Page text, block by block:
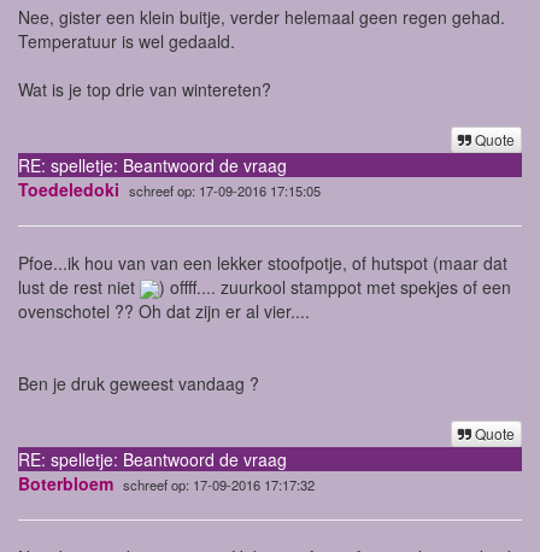
Nee, gister een klein buitje, verder helemaal geen regen gehad.
Temperatuur is wel gedaald.
Wat is je top drie van wintereten?
Quote
RE: spelletje: Beantwoord de vraag
Toedeledoki schreef op: 17-09-2016 17:15:05
Pfoe...ik hou van van een lekker stoofpotje, of hutspot (maar dat
lust de rest niet
) offff.... zuurkool stamppot met spekjes of een
ovenschotel ?? Oh dat zijn er al vier....
Ben je druk geweest vandaag ?
Quote
RE: spelletje: Beantwoord de vraag
Boterbloem schreef op: 17-09-2016 17:17:32